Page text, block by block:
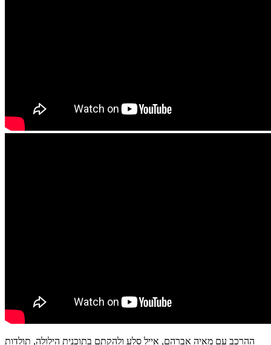
ההרכב עם מאיה אברהם, אייל סלע ולהקתם בתוכנית הילולה, תולדות